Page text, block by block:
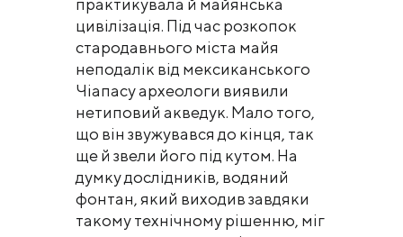
практикувала й майянська
цивілізація. Під час розкопок
стародавнього міста майя
неподалік від мексиканського
Чіапасу археологи виявили
нетиповий акведук. Мало того,
що він звужувався до кінця, так
ще й звели його під кутом. На
думку дослідників, водяний
фонтан, який виходив завдяки
такому технічному рішенню, міг